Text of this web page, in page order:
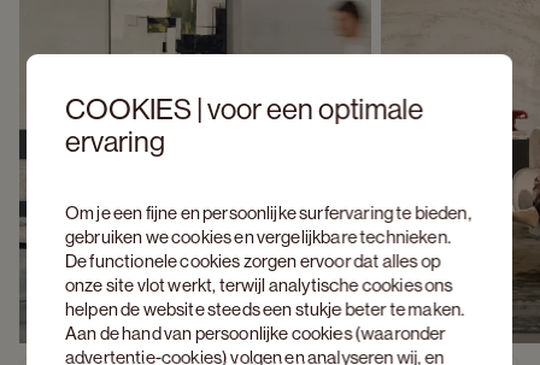
COOKIES | voor een optimale
ervaring
Om je een fijne en persoonlijke surfervaring te bieden,
gebruiken we cookies en vergelijkbare technieken.
De functionele cookies zorgen ervoor dat alles op
onze site vlot werkt, terwijl analytische cookies ons
helpen de website steeds een stukje beter te maken.
Aan de hand van persoonlijke cookies (waaronder
advertentie-cookies) volgen en analyseren wij, en